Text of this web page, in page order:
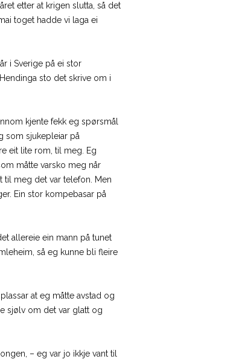
etter at krigen slutta, så det
toget hadde vi laga ei
i Sverige på ei stor
sto det skrive om i
kjente fekk eg spørsmål
som sjukepleiar på
eit lite rom, til meg. Eg
måtte varsko meg når
til meg det var telefon. Men
Ein stor kompebasar på
allereie ein mann på tunet
så eg kunne bli fleire
at eg måtte avstad og
sjølv om det var glatt og
– eg var jo ikkje vant til